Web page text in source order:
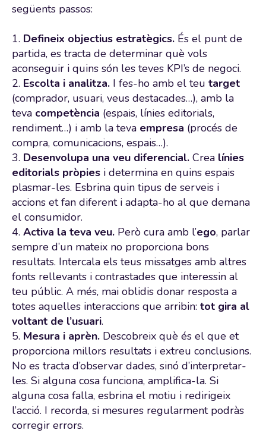
següents passos:
1. Defineix objectius estratègics. És el punt de
partida, es tracta de determinar què vols
aconseguir i quins són les teves KPI’s de negoci.
2. Escolta i analitza. I fes-ho amb el teu target
(comprador, usuari, veus destacades…), amb la
teva competència (espais, línies editorials,
rendiment…) i amb la teva empresa (procés de
compra, comunicacions, espais…).
3. Desenvolupa una veu diferencial. Crea línies
editorials pròpies i determina en quins espais
plasmar-les. Esbrina quin tipus de serveis i
accions et fan diferent i adapta-ho al que demana
el consumidor.
4. Activa la teva veu. Però cura amb l’ego, parlar
sempre d’un mateix no proporciona bons
resultats. Intercala els teus missatges amb altres
fonts rellevants i contrastades que interessin al
teu públic. A més, mai oblidis donar resposta a
totes aquelles interaccions que arribin: tot gira al
voltant de l’usuari.
5. Mesura i aprèn. Descobreix què és el que et
proporciona millors resultats i extreu conclusions.
No es tracta d’observar dades, sinó d’interpretar-
les. Si alguna cosa funciona, amplifica-la. Si
alguna cosa falla, esbrina el motiu i redirigeix
l’acció. I recorda, si mesures regularment podràs
corregir errors.